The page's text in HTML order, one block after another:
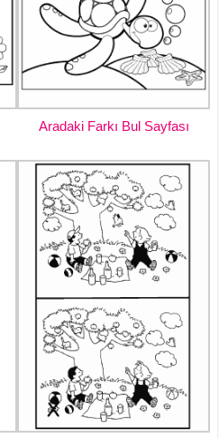
Aradaki Farkı Bul Sayfası